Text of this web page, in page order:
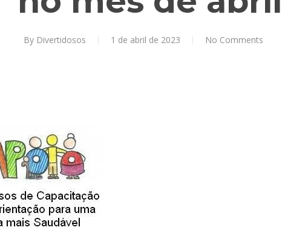
By Divertidosos 1 de abril de 2023 No Comments